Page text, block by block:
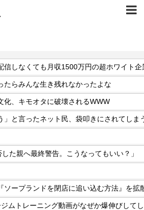
信しなくても月収1500万円の超ホワイト
たらみんな生き残れなかったよな
化、キモオタに破壊されるWWW
」と言ったネット民、袋叩きにされてし
た親へ最終警告。こうなってもいい？」
ソープランドを閉店に追い込む方法』を
ジムトレーニング動画がなぜか爆伸びして